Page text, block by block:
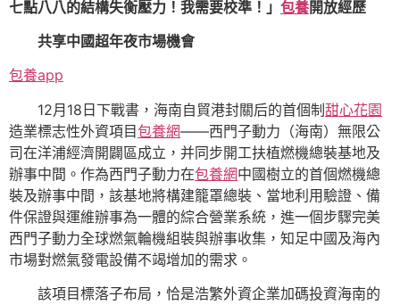
七點八八的結構失衡壓力！我需要校準！」 包養開放經歷
共享中國超年夜市場機會
包養app
12月18日下戰書，海南自貿港封關后的首個制甜心花園
造業標志性外資項目包養網——西門子動力（海南）無限公
司在洋浦經濟開闢區成立，并同步開工扶植燃機總裝基地及
辦事中間。作為西門子動力在包養網中國樹立的首個燃機總
裝及辦事中間，該基地將構建籠罩總裝、當地利用驗證、備
件保證與運維辦事為一體的綜合營業系統，進一個步驟完美
西門子動力全球燃氣輪機組裝與辦事收集，知足中國及海內
市場對燃氣發電設備不竭增加的需求。
該項目標落子布局，恰是浩繁外資企業加碼投資海南的